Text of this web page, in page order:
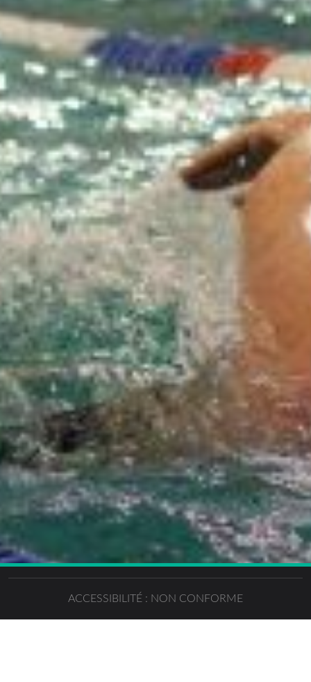
ACCESSIBILITÉ : NON CONFORME